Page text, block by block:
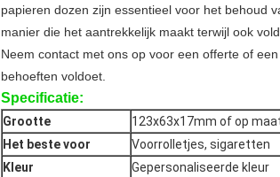
papieren dozen zijn essentieel voor het behoud
manier die het aantrekkelijk maakt terwijl ook
Neem contact met ons op voor een offerte of
behoeften voldoet.
Specificatie:
Grootte
123x63x17mm of op
Het beste voor
Voorrolletjes, sigaretten
Kleur
Gepersonaliseerde kleur